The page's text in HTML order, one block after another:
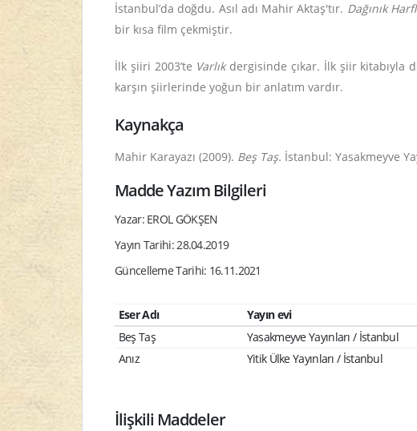
İstanbul’da doğdu. Asıl adı Mahir Aktaş'tır. Dağınık
bir kısa film çekmiştir.
İlk şiiri 2003’te Varlık dergisinde çıkar. İlk şiir kitabıyla
karşın şiirlerinde yoğun bir anlatım vardır.
Kaynakça
Mahir Karayazı (2009). Beş Taş. İstanbul: Yasakmeyve
Madde Yazım Bilgileri
Yazar: EROL GÖKŞEN
Yayın Tarihi: 28.04.2019
Güncelleme Tarihi: 16.11.2021
Eser Adı Yayın evi
Beş Taş
Yasakmeyve Yayınları / İstanbul
Anız
Yitik Ülke Yayınları / İstanbul
İlişkili Maddeler